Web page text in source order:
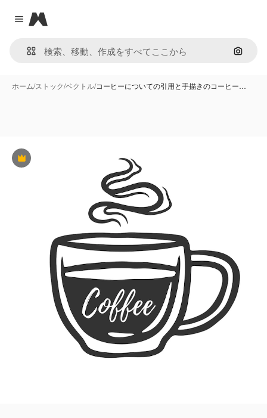
Close menu
Magnific
画像で
ホーム/ストック/ベクトル/コーヒーについての引用と手描きのコーヒー…
Premium